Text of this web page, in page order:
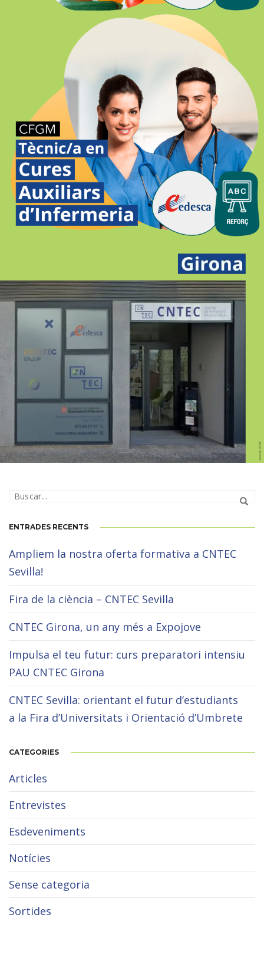
CURES AUXILIARS D’INFERMERIA
SEMIPRESENCIAL-ONLINE GIRONA
ENTRADES RECENTS
Ampliem la nostra oferta formativa a CNTEC
Sevilla!
Fira de la ciència – CNTEC Sevilla
CNTEC Girona, un any més a Expojove
Impulsa el teu futur: curs preparatori intensiu
PAU CNTEC Girona
CNTEC Sevilla: orientant el futur d’estudiants
a la Fira d’Universitats i Orientació d’Umbrete
CATEGORIES
Articles
Entrevistes
Esdeveniments
Notícies
Sense categoria
Sortides